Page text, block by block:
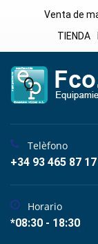
Venta de
TIENDA
Telèfono
+34 93 465 87 17
Horario
*08:30 - 18:30